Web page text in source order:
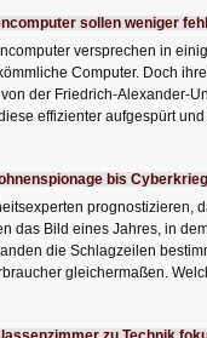
sollen weniger
versprechen in
Computer. Doch
der Friedrich-Alexander-
effizienter aufgespürt
bis
prognostizieren,
das Bild eines Jahres, in
die Schlagzeilen
gleichermaßen.